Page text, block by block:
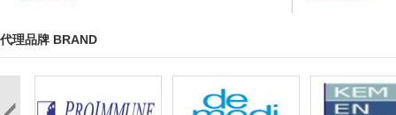
代理品牌 BRAND